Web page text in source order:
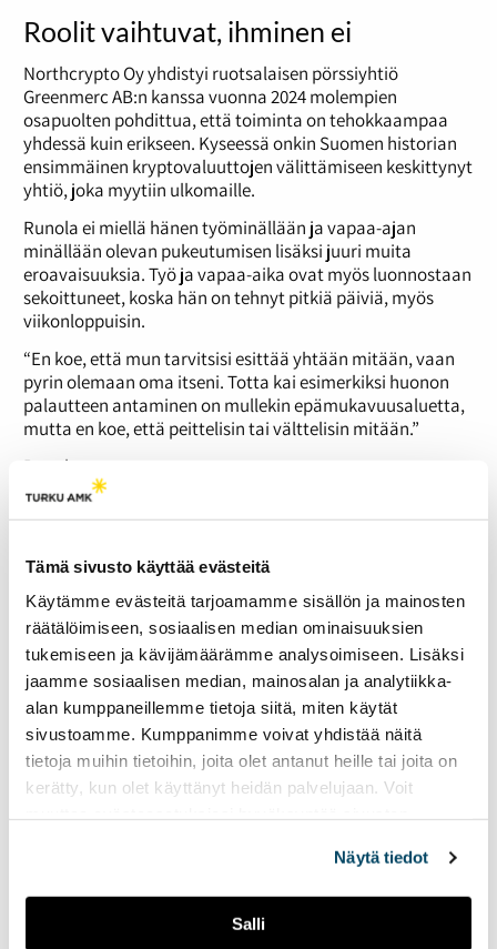
Tämä sivusto käyttää evästeitä
Käytämme evästeitä tarjoamamme sisällön ja mainosten
räätälöimiseen, sosiaalisen median ominaisuuksien
tukemiseen ja kävijämäärämme analysoimiseen. Lisäksi
jaamme sosiaalisen median, mainosalan ja analytiikka-
alan kumppaneillemme tietoja siitä, miten käytät
sivustoamme. Kumppanimme voivat yhdistää näitä
tietoja muihin tietoihin, joita olet antanut heille tai joita on
kerätty, kun olet käyttänyt heidän palvelujaan. Voit
Näytä tiedot
Salli
Roolit vaihtuvat, ihminen ei
Northcrypto Oy yhdistyi ruotsalaisen pörssiyhtiö
Greenmerc AB:n kanssa vuonna 2024 molempien
osapuolten pohdittua, että toiminta on tehokkaampaa
yhdessä kuin erikseen. Kyseessä onkin Suomen historian
ensimmäinen kryptovaluuttojen välittämiseen keskittynyt
yhtiö, joka myytiin ulkomaille.
Runola ei miellä hänen työminällään ja vapaa-ajan
minällään olevan pukeutumisen lisäksi juuri muita
eroavaisuuksia. Työ ja vapaa-aika ovat myös luonnostaan
sekoittuneet, koska hän on tehnyt pitkiä päiviä, myös
viikonloppuisin.
“En koe, että mun tarvitsisi esittää yhtään mitään, vaan
pyrin olemaan oma itseni. Totta kai esimerkiksi huonon
palautteen antaminen on mullekin epämukavuusaluetta,
mutta en koe, että peittelisin tai välttelisin mitään.”
Runola on jääkiekkouransa jälkeen
Runola
kertoo, että
kovapäisyys,
kuin
huonossakin,
ovat ne asiat,
mitkä tekevät
hänestä tänä
päivänä
hänet.
Kryptoalan